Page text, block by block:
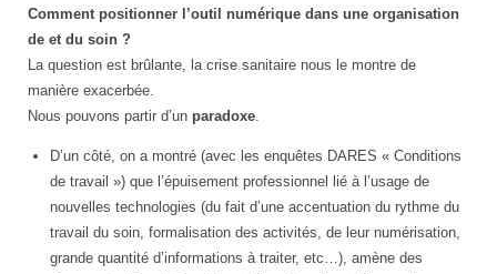
technologie
et
santé
Comment positionner l’outil numérique dans une organisation
de et du soin ?
La question est brûlante, la crise sanitaire nous le montre de
manière exacerbée.
Nous pouvons partir d’un paradoxe.
D’un côté, on a montré (avec les enquêtes DARES « Conditions
de travail ») que l’épuisement professionnel lié à l’usage de
nouvelles technologies (du fait d’une accentuation du rythme du
travail du soin, formalisation des activités, de leur numérisation,
grande quantité d’informations à traiter, etc…), amène des